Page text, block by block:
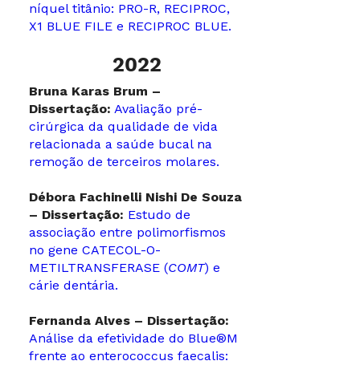
níquel titânio: PRO-R, RECIPROC,
X1 BLUE FILE e RECIPROC BLUE.
2022
Bruna Karas Brum –
Dissertação: Avaliação pré-
cirúrgica da qualidade de vida
relacionada a saúde bucal na
remoção de terceiros molares.
Débora Fachinelli Nishi De Souza
– Dissertação: Estudo de
associação entre polimorfismos
no gene CATECOL-O-
METILTRANSFERASE (COMT) e
cárie dentária.
Fernanda Alves – Dissertação:
Análise da efetividade do Blue®M
frente ao enterococcus faecalis: